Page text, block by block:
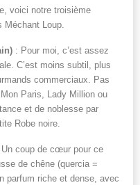
voici notre troisième
Méchant Loup.
: Pour moi, c’est assez
C’est moins subtil, plus
commerciaux. Pas
Paris, Lady Million ou
et de noblesse par
Robe noire.
Un coup de cœur pour ce
de chêne (quercia =
parfum riche et dense, avec